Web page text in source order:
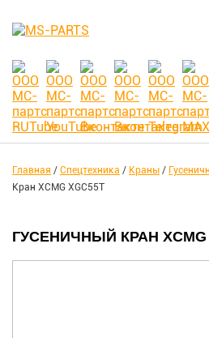
Главная / Спецтехника / Краны /
Кран XCMG XGC55T
ГУСЕНИЧНЫЙ КРАН XCMG